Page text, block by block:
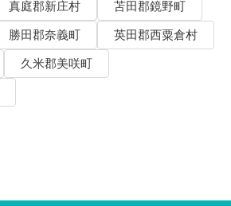
真庭郡新庄村
苫田郡鏡野町
勝田郡奈義町
英田郡西粟倉村
久米郡美咲町